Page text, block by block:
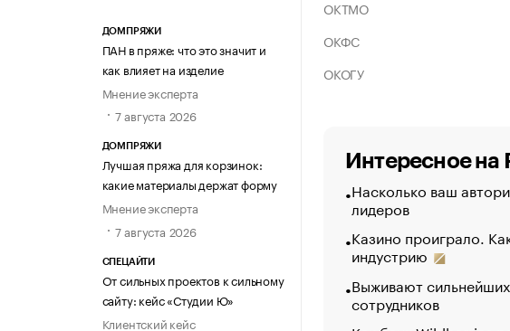
ДОМПРЯЖИ
ПАН в пряже: что это значит и
как влияет на изделие
Мнение эксперта
7 августа 2026
ДОМПРЯЖИ
Лучшая пряжа для корзинок:
какие материалы держат форму
Мнение эксперта
7 августа 2026
СПЕЦАЙТИ
От сильных проектов к сильному
сайту: кейс «Студии Ю»
Клиентский кейс
ОКТМО
ОКФС
ОКОГУ
Интересное на
Насколько ваш
лидеров
Казино проиграло.
индустрию
Выживают
сотрудников